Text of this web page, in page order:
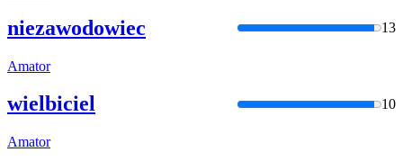
niezawodowiec 13
Amator
wielbiciel 10
Amator